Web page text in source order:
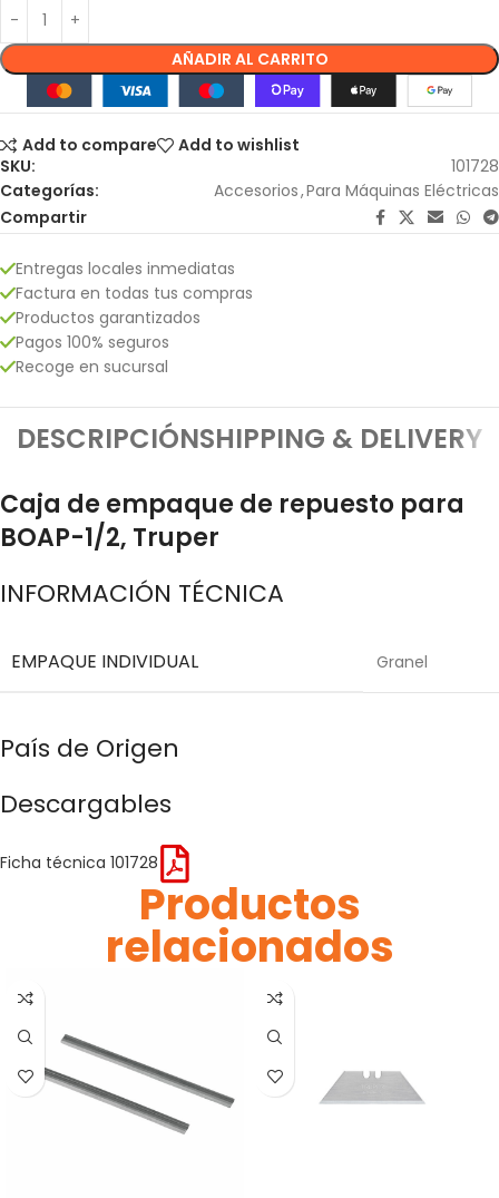
AÑADIR AL CARRITO
Add to compare
Add to wishlist
SKU:
101728
Categorías:
Accesorios,Para Máquinas Eléctricas
Compartir
Entregas locales inmediatas
Factura en todas tus compras
Productos garantizados
Pagos 100% seguros
Recoge en sucursal
DESCRIPCIÓNSHIPPING & DELIVERY
Caja de empaque de repuesto para
BOAP-1/2, Truper
INFORMACIÓN TÉCNICA
EMPAQUE INDIVIDUAL Granel
País de Origen
Descargables
Ficha técnica 101728
Productos
relacionados